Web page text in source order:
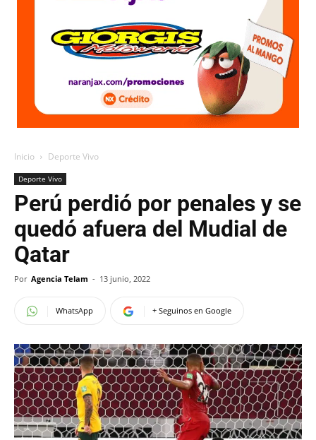
Inicio Deporte Vivo
Deporte Vivo
Perú perdió por penales y se
quedó afuera del Mudial de
Qatar
Por Agencia Telam - 13 junio, 2022
WhatsApp + Seguinos en Google